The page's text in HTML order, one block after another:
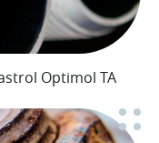
Optimol TA